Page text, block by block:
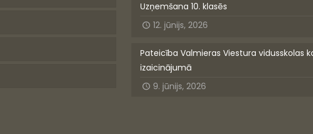
Uzņemšana 10. klasēs
12. jūnijs, 2026
Pateicība Valmieras Viestura vidusskolas
izaicinājumā
9. jūnijs, 2026